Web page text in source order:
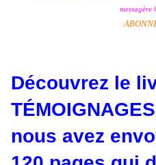
messagère
Découvrez le
TÉMOIGNAGES
nous avez